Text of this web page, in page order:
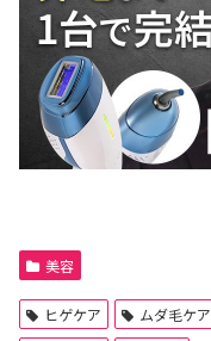
美容
ヒゲケア ムダ毛ケア